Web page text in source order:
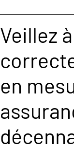
Veillez
en